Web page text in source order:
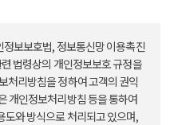
보보호법, 정보통신망 이용촉진
법령상의 개인정보보호 규정을
처리방침을 정하여 고객의 권익
개인정보처리방침 등을 통하여
와 방식으로 처리되고 있으며,